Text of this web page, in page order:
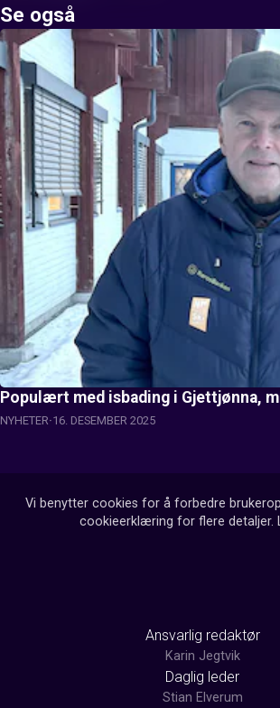
Se også
Populært med isbading i Gjettjønna,
NYHETER 16. DESEMBER 2025
Vi benytter cookies for å forbedre
cookieerklæring for flere detaljer.
Ansvarlig redaktør
Karin Jegtvik
Daglig leder
Stian Elverum